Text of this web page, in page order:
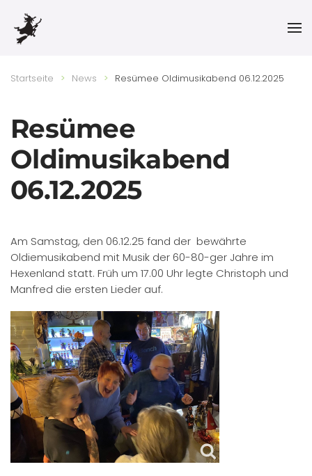
Skip to main content
Startseite News Resümee Oldimusikabend 06.12.2025
Resümee
Oldimusikabend
06.12.2025
Am Samstag, den 06.12.25 fand der bewährte
Oldiemusikabend mit Musik der 60-80-ger Jahre im
Hexenland statt. Früh um 17.00 Uhr legte Christoph und
Manfred die ersten Lieder auf.